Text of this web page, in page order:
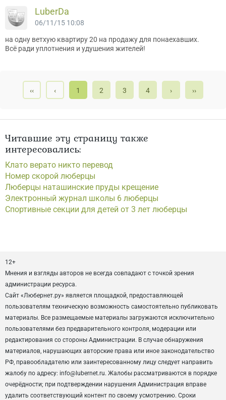
LuberDa
06/11/15 10:08
на одну ветхую квартиру 20 на продажу для понаехавших.
Всё ради уплотнения и удушения жителей!
‹‹ ‹ 1 2 3 4 › ››
Читавшие эту страницу также
интересовались:
Клато верато никто перевод
Номер скорой люберцы
Люберцы наташинские пруды крещение
Электронный журнал школы 6 люберцы
Спортивные секции для детей от 3 лет люберцы
12+
Мнения и взгляды авторов не всегда совпадают с точкой зрения
администрации ресурса.
Сайт «Любернет.ру» является площадкой, предоставляющей
пользователям техническую возможность самостоятельно публиковать
материалы. Все размещаемые материалы загружаются исключительно
пользователями без предварительного контроля, модерации или
редактирования со стороны Администрации. В случае обнаружения
материалов, нарушающих авторские права или иное законодательство
РФ, правообладателю или заинтересованному лицу следует направить
жалобу по адресу: info@lubernet.ru. Жалобы рассматриваются в порядке
очерёдности; при подтверждении нарушения Администрация вправе
удалить соответствующий контент по своему усмотрению. Сроки